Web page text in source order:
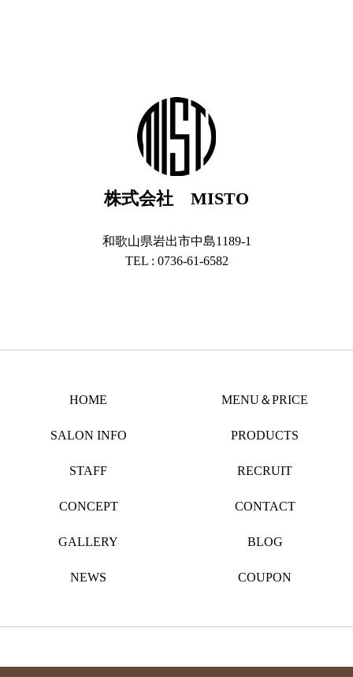
HOME MENU＆PRICE
SALON INFO PRODUCTS
STAFF RECRUIT
CONCEPT CONTACT
GALLERY BLOG
NEWS COUPON
株式会社 MISTO
和歌山県岩出市中島1189-1
TEL : 0736-61-6582